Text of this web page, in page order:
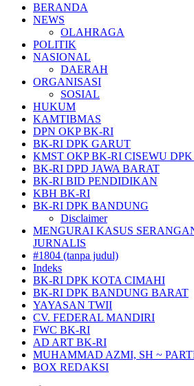
BERANDA
NEWS
OLAHRAGA
POLITIK
NASIONAL
DAERAH
ORGANISASI
SOSIAL
HUKUM
KAMTIBMAS
DPN OKP BK-RI
BK-RI DPK GARUT
KMST OKP BK-RI CISEWU
BK-RI DPD JAWA BARAT
BK-RI BID PENDIDIKAN
KBH BK-RI
BK-RI DPK BANDUNG
Disclaimer
MENGURAI KASUS
JURNALIS
#1804 (tanpa judul)
Indeks
BK-RI DPK KOTA CIMAHI
BK-RI DPK BANDUNG BARAT
YAYASAN TWII
CV. FEDERAL MANDIRI
FWC BK-RI
AD ART BK-RI
MUHAMMAD AZMI, SH ~
BOX REDAKSI